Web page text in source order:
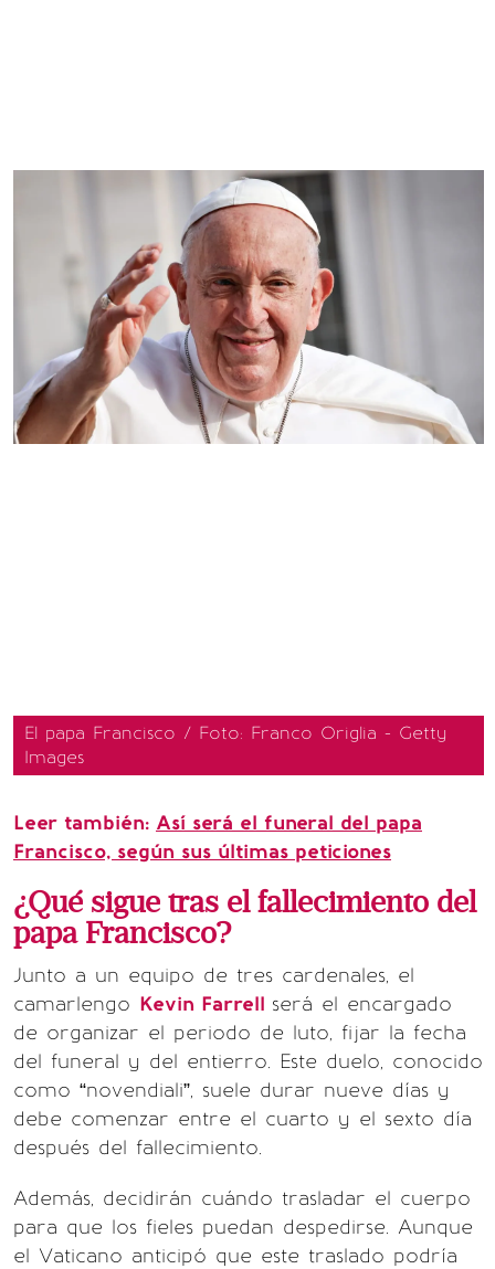
El papa Francisco / Foto: Franco Origlia - Getty
Images
Leer también: Así será el funeral del papa
Francisco, según sus últimas peticiones
¿Qué sigue tras el fallecimiento del
papa Francisco?
Junto a un equipo de tres cardenales, el
camarlengo Kevin Farrell será el encargado
de organizar el periodo de luto, fijar la fecha
del funeral y del entierro. Este duelo, conocido
como “novendiali”, suele durar nueve días y
debe comenzar entre el cuarto y el sexto día
después del fallecimiento.
Además, decidirán cuándo trasladar el cuerpo
para que los fieles puedan despedirse. Aunque
el Vaticano anticipó que este traslado podría